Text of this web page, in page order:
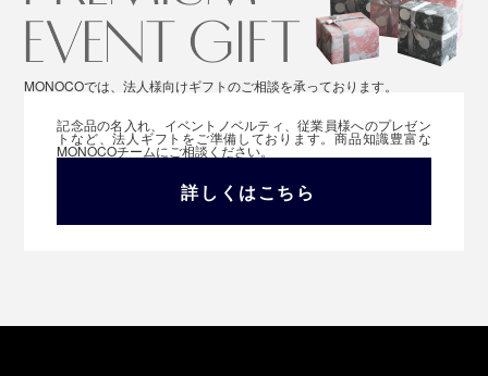
MONOCOでは、法人様向けギフトのご相談を承っております。
記念品の名入れ、イベントノベルティ、従業員様へのプレゼン
トなど、法人ギフトをご準備しております。商品知識豊富な
MONOCOチームにご相談ください。
詳しくはこちら